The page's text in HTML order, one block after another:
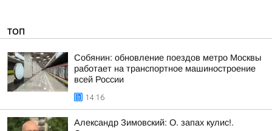
ТОП
Собянин: обновление поездов метро Москвы
работает на транспортное машиностроение
всей России
14:16
Александр Зимовский: О. запах кулис!.